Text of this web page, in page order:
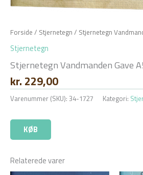
Forside / Stjernetegn / Stjernetegn
Stjernetegn
Stjernetegn Vandmanden Gave
kr. 229,00
Varenummer (SKU): 34-1727 Kategori:
KØB
Relaterede varer